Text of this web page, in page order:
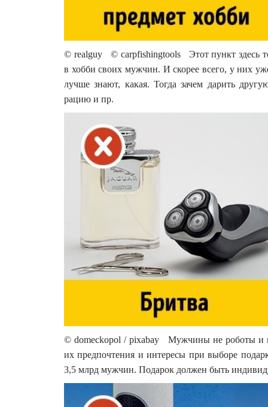
© realguy © carpfishingtools Этот пункт здесь
в хобби своих мужчин. И скорее всего, у них
лучше знают, какая. Тогда зачем дарить
рацию и пр.
© domeckopol / pixabay Мужчины не роботы и
их предпочтения и интересы при выборе
3,5 млрд мужчин. Подарок должен быть